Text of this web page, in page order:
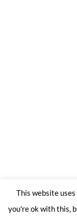
This website
you're ok with this,